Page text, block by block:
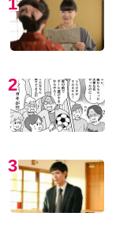
3
4
5